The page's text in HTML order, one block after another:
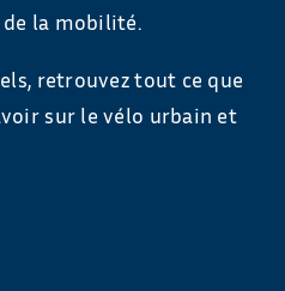
la mobilité.
retrouvez tout ce que
sur le vélo urbain et